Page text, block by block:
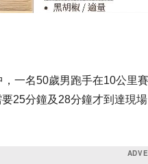
一名50歲男跑手在10公里
25分鐘及28分鐘才到達現